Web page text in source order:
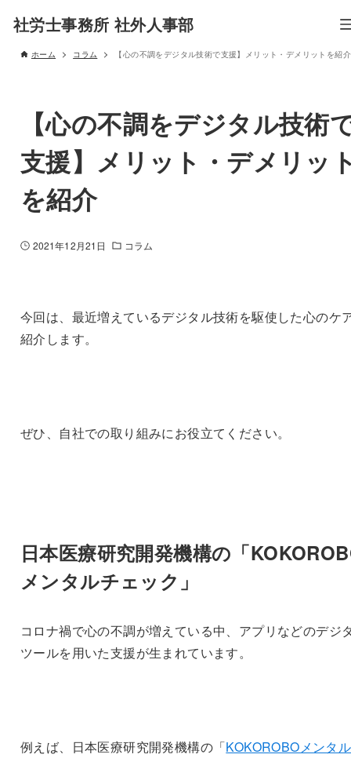
社労士事務所 社外人事部
ホーム コラム 【心の不調をデジタル技術で支援】メリット・デメリットを紹介
【心の不調をデジタル技術
支援】メリット・デメリッ
を紹介
2021年12月21日 コラム
今回は、最近増えているデジタル技術を駆使した心のケ
紹介します。
ぜひ、自社での取り組みにお役立てください。
日本医療研究開発機構の「
メンタルチェック」
コロナ禍で心の不調が増えている中、アプリなどのデジ
ツールを用いた支援が生まれています。
例えば、日本医療研究開発機構の「KOKOROBOメンタ